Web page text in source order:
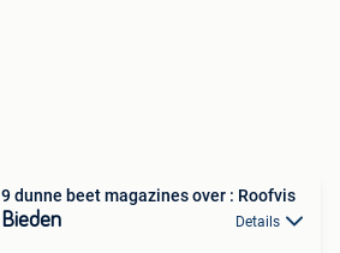
9 dunne beet magazines over : Roofvis
Bieden Details